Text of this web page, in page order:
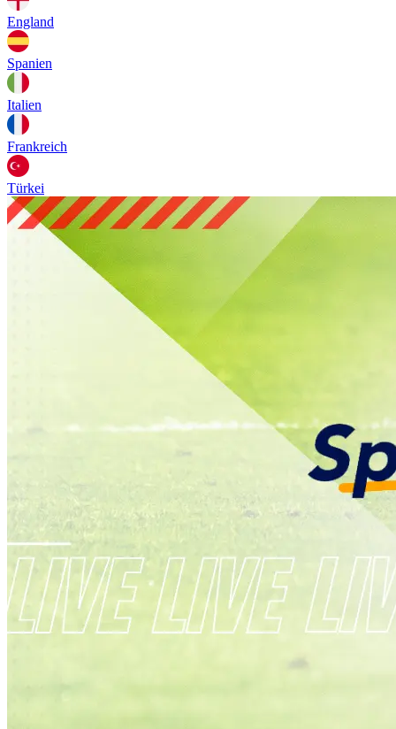
England
Spanien
Italien
Frankreich
Türkei